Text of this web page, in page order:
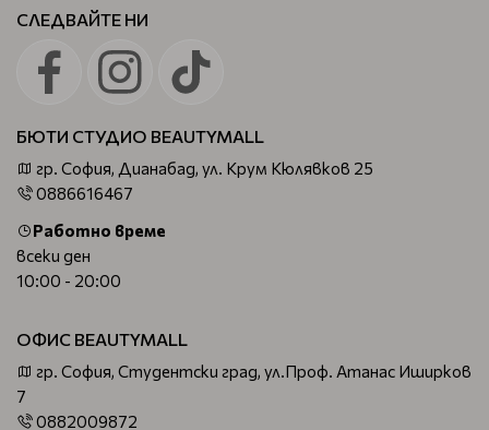
СЛЕДВАЙТЕ НИ
БЮТИ СТУДИО BEAUTYMALL
гр. София, Дианабад, ул. Крум Кюлявков 25
0886616467
Работно време
всеки ден
10:00 - 20:00
ОФИС BEAUTYMALL
гр. София, Студентски град, ул.Проф. Атанас Иширков
7
0882009872